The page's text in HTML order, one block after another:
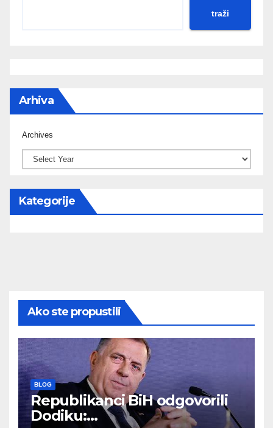
traži
Arhiva
Archives
Kategorije
Ako ste propustili
BLOG
Republikanci BiH odgovorili
Dodiku: